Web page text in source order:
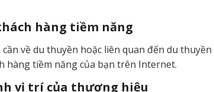
hàng tiềm năng
về du thuyền hoặc liên quan đến du
hàng tiềm năng của bạn trên Internet.
vị trí của thương hiệu